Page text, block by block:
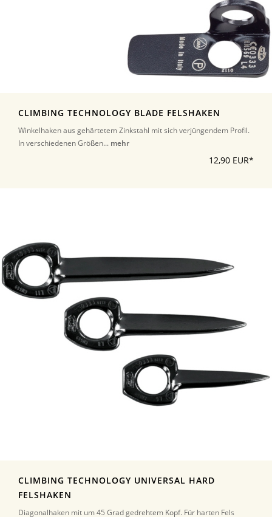
CLIMBING TECHNOLOGY BLADE FELSHAKEN
Winkelhaken aus gehärtetem Zinkstahl mit sich verjüngendem Profil.
In verschiedenen Größen... mehr
12,90 EUR*
CLIMBING TECHNOLOGY UNIVERSAL HARD
FELSHAKEN
Diagonalhaken mit um 45 Grad gedrehtem Kopf. Für harten Fels